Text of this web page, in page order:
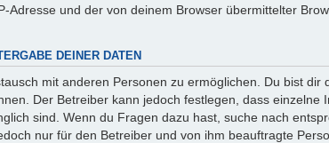
Adresse und der von deinem Browser übermittelter
DEINER DATEN
mit anderen Personen zu ermöglichen. Du bist
Der Betreiber kann jedoch festlegen, dass
sind. Wenn du Fragen dazu hast, suche nach
nur für den Betreiber und von ihm beauftragte